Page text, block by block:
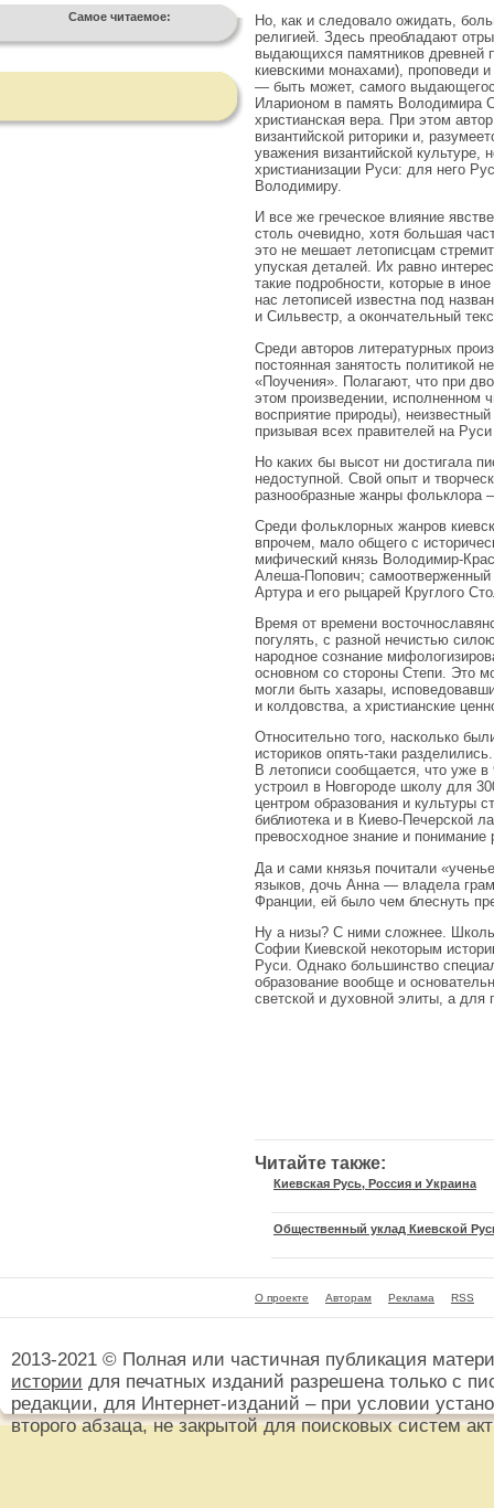
Самое читаемое:
Но, как и следовало ожидать,
религией. Здесь преобладают
выдающихся памятников древней
киевскими монахами), проповеди
— быть может, самого
Иларионом в память Володимира
христианская вера. При этом
византийской риторики и,
уважения византийской
христианизации Руси: для него
Володимиру.
И все же греческое влияние
столь очевидно, хотя большая
это не мешает летописцам
упуская деталей. Их равно
такие подробности, которые в
нас летописей известна под
и Сильвестр, а оконча­тельный
Среди авторов литературных
постоянная занятость политикой
«Поучения». Полагают, что при
этом произведении, исполненном
восприятие природы),
призывая всех правителей на
Но каких бы высот ни достигала
недоступной. Свой опыт и
разнообразные жанры фольклора
Среди фольклорных жанров
впрочем, мало общего с
мифический князь Володимир-
Алеша-Попович;
Артура и его рыцарей Круглого
Время от времени
погулять, с разной нечистью
народное сознание
основном со стороны Степи. Это
могли быть хазары,
и колдовства, а христианские
Относительно того, насколько
историков опять-таки
В летописи сообщается, что уже
устроил в Новгороде школу для
центром образования и культуры
библиотека и в Киево-Печерской
превосходное знание и понимание
Да и сами князья почитали
языков, дочь Анна — владела
Франции, ей было чем блеснуть
Ну а низы? С ними сложнее.
Софии Киевской некоторым
Руси. Однако большинство
образование вообще и
светской и духовной элиты, а
Читайте также:
Киевская Русь, Россия и Украина
Общественный уклад Киевской
О проекте Авторам Реклама RSS
2013-2021 © Полная или частичная публикация
истории для печатных изданий разрешена только с
редакции, для Интернет-изданий – при условии
второго абзаца, не закрытой для поисковых систем